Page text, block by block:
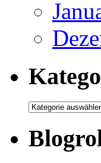
Kategorien